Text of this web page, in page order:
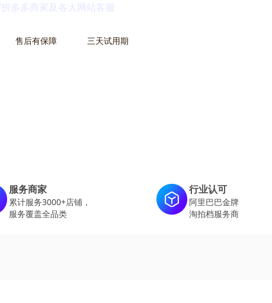
多多商家及各大网站客服
售后有保障 三天试用期
服务商家
累计服务3000+店铺，
服务覆盖全品类
行业认可
阿里巴巴金牌
淘拍档服务商